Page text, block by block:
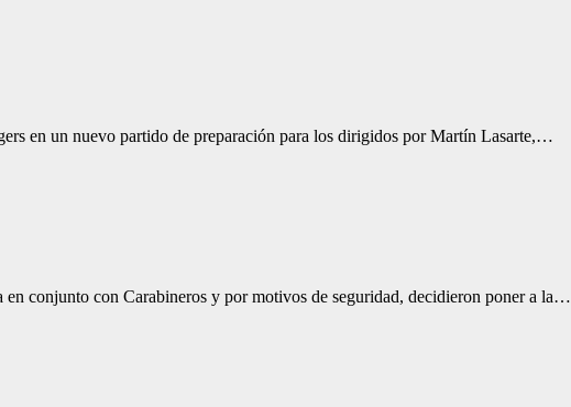
en un nuevo partido de preparación para los dirigidos por Martín Lasarte,…
conjunto con Carabineros y por motivos de seguridad, decidieron poner a la…